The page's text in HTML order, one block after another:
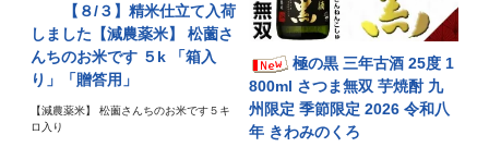
【８/３】精米仕立て入荷
しました【減農薬米】 松薗さ
んちのお米です ５k 「箱入
り」「贈答用」
【減農薬米】 松薗さんちのお米です５キ
ロ入り
極の黒 三年古酒 25度 1
800ml さつま無双 芋焼酎 九
州限定 季節限定 2026 令和八
年 きわみのくろ